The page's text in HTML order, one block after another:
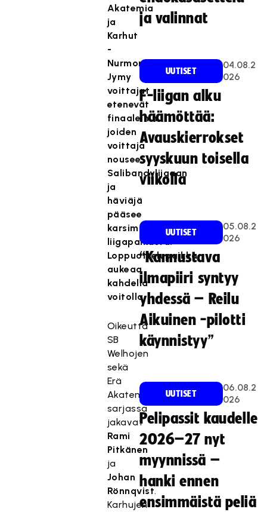
Akatemia
ja
Karhut
-
Nurmon
Jymy
voittajat
etenevät
finaaleihin,
joiden
voittaja
nousee
Salibandyliigaan
ja
häviäjä
pääsee
karsimaan
liigapaikasta.
Loppuottelupaikka
aukeaa
kahdella
voitolla.
Oikeutta
SB
Welhojen
sekä
Erä
Akatemian
sarjassa
jakavat
Rami
Pitkänen
ja
Johan
Rönnqvist.
Karhujen
ja valinnat
UUTISET
04.08.2
026
F-liigan alku
häämöttää:
Avauskierrokset
syyskuun toisella
viikolla
UUTISET
05.08.2
026
“Kannustava
ilmapiiri syntyy
yhdessä – Reilu
Aikuinen -pilotti
käynnistyy”
UUTISET
06.08.2
026
Pelipassit kaudelle
2026–27 nyt
myynnissä –
hanki ennen
ensimmäistä peliä